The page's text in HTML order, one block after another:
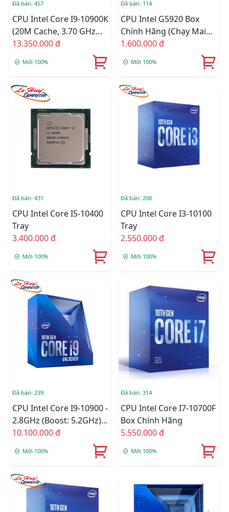
Đã bán: 457
CPU Intel Core I9-10900K
(20M Cache, 3.70 GHz
Up To 5.30 GHz, 10C20T,
Lake-S) Chính Hãng
13.350.000 đ
Mới 100%
Đã bán: 114
CPU Intel G5920 Box
Chính Hãng (chạy Main
H4XX)
1.600.000 đ
Mới 100%
Đã bán: 431
CPU Intel Core I5-10400
Tray
3.400.000 đ
Mới 100%
Đã bán: 208
CPU Intel Core I3-10100
Tray
2.550.000 đ
Mới 100%
Đã bán: 239
CPU Intel Core I9-10900 -
2.8GHz (Boost: 5.2GHz)
Box Chính Hãng
10.100.000 đ
Mới 100%
Đã bán: 314
CPU Intel Core I7-10700F
Box Chính Hãng
5.550.000 đ
Mới 100%